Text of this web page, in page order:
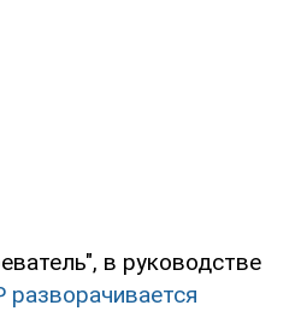
в руководстве